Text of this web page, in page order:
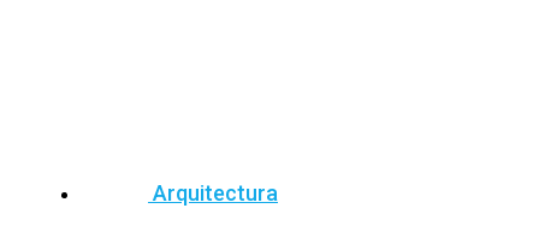
Arquitectura